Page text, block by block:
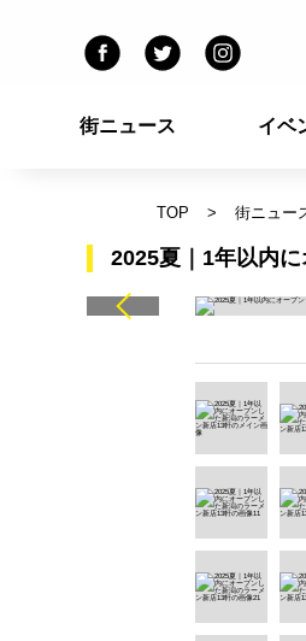
街ニュース イベ
TOP 街ニュー
2025夏｜1年以内